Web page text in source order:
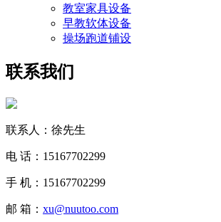
教室家具设备
早教软体设备
操场跑道铺设
联系我们
联系人：徐先生
电 话：15167702299
手 机：15167702299
邮 箱： xu@nuutoo.com